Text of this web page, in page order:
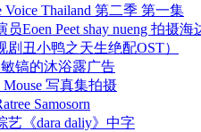
Voice Thailand 第二季 第一集
Eoen Peet shay nueng 拍摄海
丑小鸭之天生绝配OST）
镐的沐浴露广告
写真集拍摄
Samosorn
《dara daliy》中字